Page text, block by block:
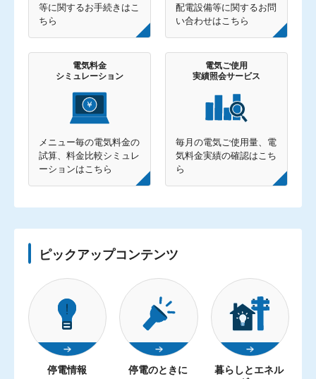
等に関するお手続きはこ
ちら
配電設備等に関するお問
い合わせはこちら
電気料金
シミュレーション
メニュー毎の電気料金の
試算、料金比較シミュレ
ーションはこちら
電気ご使用
実績照会サービス
毎月の電気ご使用量、電
気料金実績の確認はこち
ら
ピックアップコンテンツ
停電情報 停電のときに
暮らしとエネル